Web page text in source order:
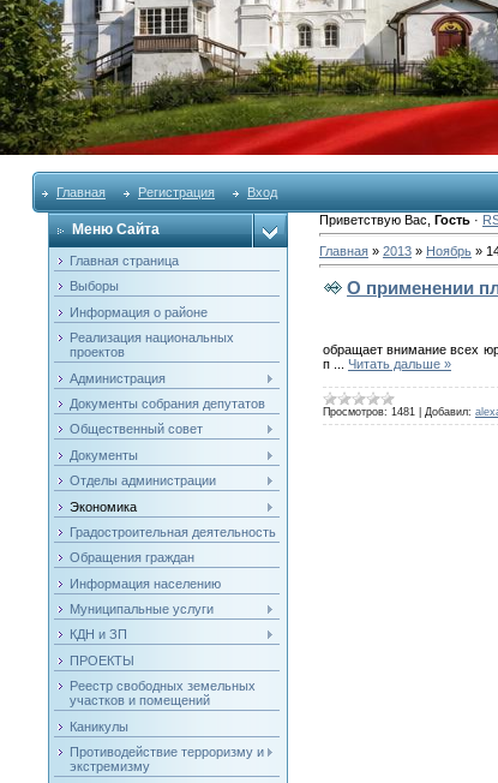
Главная Регистрация Вход
Меню Сайта
Главная страница
Выборы
Информация о районе
Реализация национальных
проектов
Администрация
Документы собрания депутатов
Общественный совет
Документы
Отделы администрации
Экономика
Градостроительная деятельность
Обращения граждан
Информация населению
Муниципальные услуги
КДН и ЗП
ПРОЕКТЫ
Реестр свободных земельных
участков и помещений
Каникулы
Противодействие терроризму и
экстремизму
Приветствую Вас Гость·
Главная» 2013 » Ноябрь »
О применении
обращает внимание всех
п
Читать дальше »
Просмотров: 1481 Добавил: